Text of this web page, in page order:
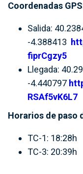
Coordenadas
Salida:
-4.388413
fiprCgzy5
Llegada:
-4.440797
RSAf5vK6L7
Horarios de paso
TC-1: 18:28h
TC-3: 20:39h